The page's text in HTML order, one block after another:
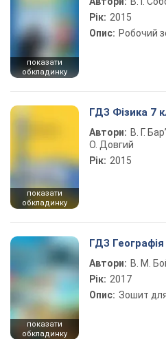
показати
обкладинку
Рік: 2015
Опис: Робочий
показати
обкладинку
ГДЗ Фізика 7
Автори: В. Г.
О. Довгий
Рік: 2015
показати
обкладинку
ГДЗ
Автори: В. М.
Рік: 2017
Опис: Зошит